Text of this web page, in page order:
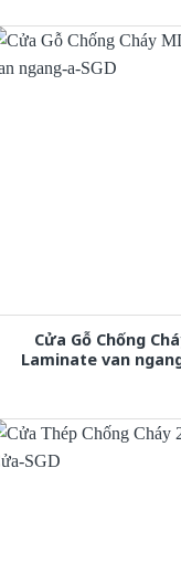
Cửa Gỗ Chống
Laminate van